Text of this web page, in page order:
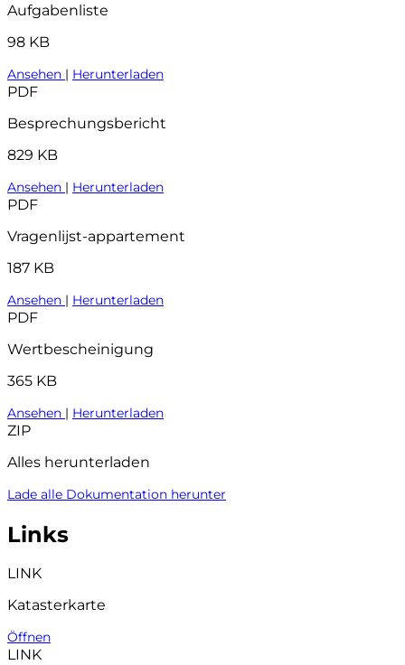
Aufgabenliste
98 KB
Ansehen | Herunterladen
PDF
Besprechungsbericht
829 KB
Ansehen | Herunterladen
PDF
Vragenlijst-appartement
187 KB
Ansehen | Herunterladen
PDF
Wertbescheinigung
365 KB
Ansehen | Herunterladen
ZIP
Alles herunterladen
Lade alle Dokumentation herunter
Links
LINK
Katasterkarte
Öffnen
LINK